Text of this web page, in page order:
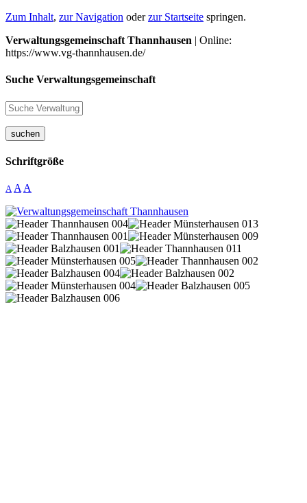
Zum Inhalt, zur Navigation oderzur Startseite springen.
Verwaltungsgemeinschaft Thannhausen | Online:
https://www.vg-thannhausen.de/
Suche Verwaltungsgemeinschaft
suchen
Schriftgröße
A A A